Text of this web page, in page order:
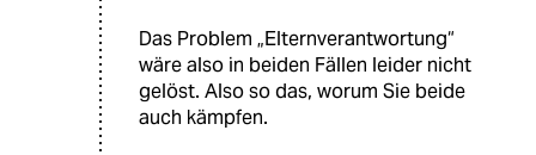
Das Problem „Elternverantwortung“
wäre also in beiden Fällen leider nicht
gelöst. Also so das, worum Sie beide
auch kämpfen.